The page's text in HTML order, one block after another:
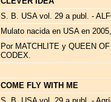
S. B. USA vol. 29 a publ. -
Mulato nacida en USA en
Por MATCHLITE y QUEEN
CODEX.
COME FLY WITH ME